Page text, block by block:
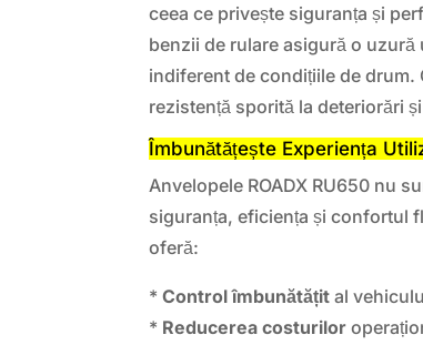
ceea ce privește siguranța și
benzii de rulare asigură o
indiferent de condițiile de
rezistență sporită la deteriorări
Îmbunătățește Experiența
Anvelopele ROADX RU650 nu
siguranța, eficiența și confortul
oferă:
*Control îmbunătățit al
* Reducerea costurilor